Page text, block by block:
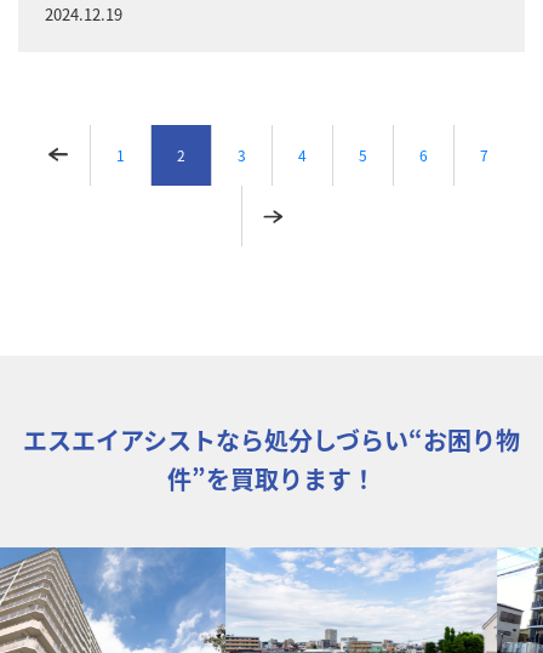
2024.12.19
1 2 3 4 5 6 7
エスエイアシストなら処分しづらい“お困り物
件”を買取ります！